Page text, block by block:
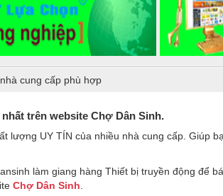
nhà cung cấp phù hợp
trên website Chợ Dân Sinh.
lượng UY TÍN của nhiều nhà cung cấp. Giúp
làm giang hàng Thiết bị truyền động để
Chợ Dân Sinh